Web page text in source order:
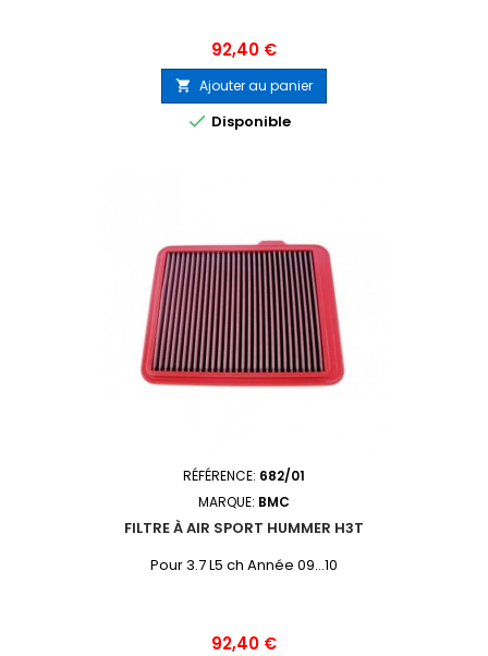
Prix
92,40 €
 Ajouter au panier
 Disponible
RÉFÉRENCE: 682/01
MARQUE: BMC
FILTRE À AIR SPORT HUMMER H3T
Pour 3.7 L5 ch Année 09...10
Prix
92,40 €